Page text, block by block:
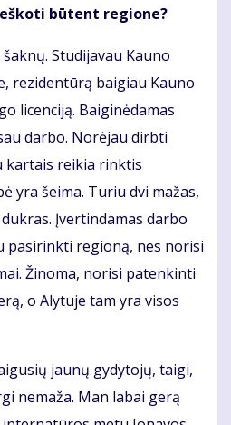
būtent regione?
Studijavau Kauno
rezidentūrą baigiau Kauno
licenciją. Baiginėdamas
darbo. Norėjau dirbti
kartais reikia rinktis
yra šeima. Turiu dvi mažas,
Įvertindamas darbo
pasirinkti regioną, nes norisi
Žinoma, norisi patenkinti
o Alytuje tam yra visos
jaunų gydytojų, taigi,
nemaža. Man labai gerą